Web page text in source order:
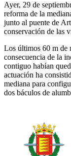
Ayer, 29 de
reforma de la
junto al puente de
conservación de las
Los últimos 60 m de
consecuencia de la
contiguo habían
actuación ha
mediana para
dos báculos de